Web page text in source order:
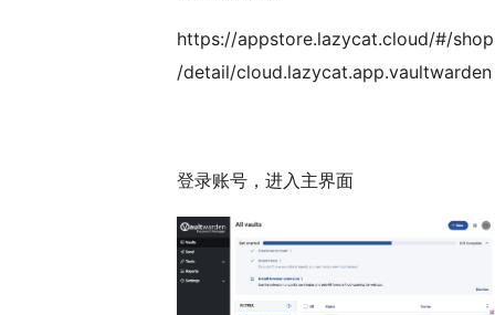
https://appstore.lazycat.cloud/#/shop
/detail/cloud.lazycat.app.vaultwarden
登录账号，进入主界面